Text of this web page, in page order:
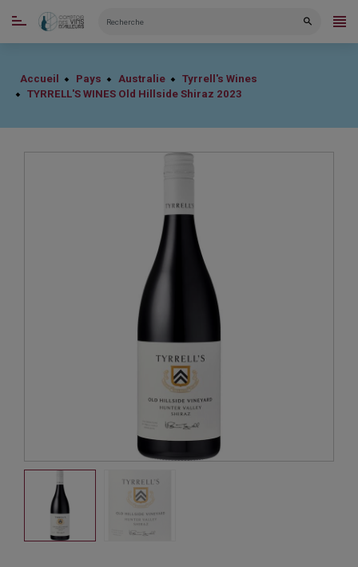
CATÉGORIES
Accueil Pays Australie
Tyrrell's Wines
TYRRELL'S WINES Old Hillside Shiraz 2023